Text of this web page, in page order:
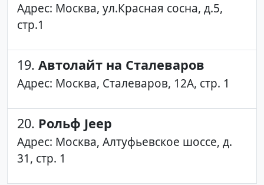
Адрес: Москва, ул.Красная сосна, д.5,
стр.1
19. Автолайт на Сталеваров
Адрес: Москва, Сталеваров, 12А, стр. 1
20. Рольф Jeep
Адрес: Москва, Алтуфьевское шоссе, д.
31, стр. 1